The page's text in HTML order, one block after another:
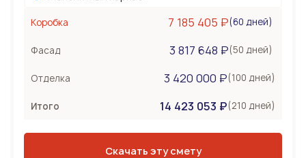
Бетонные стены
Сборное из ЖБ плит
Коробка 7 185 405 ₽(60 дней)
Фасад 3 817 648 ₽(50 дней)
Отделка 3 420 000 ₽(100 дней)
Итого 14 423 053 ₽(210 дней)
Скачать эту смету